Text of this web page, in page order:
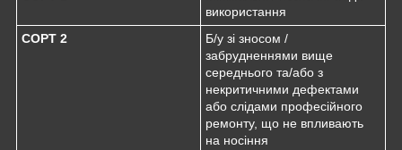
використання
СОРТ 2
Б/у зі зносом /
забрудненнями вище
середнього та/або з
некритичними дефектами
або слідами професійного
ремонту, що не впливають
на носіння